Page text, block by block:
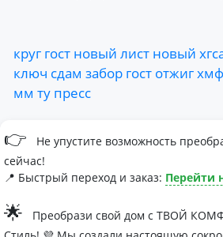
круг гост новый лист новый
ключ сдам забор гост отжиг
мм ту пресс
👉
Не упустите возможность
сейчас!
📍 Быстрый переход и заказ: Перейти
🌟
Преобрази свой дом с ТВОЙ